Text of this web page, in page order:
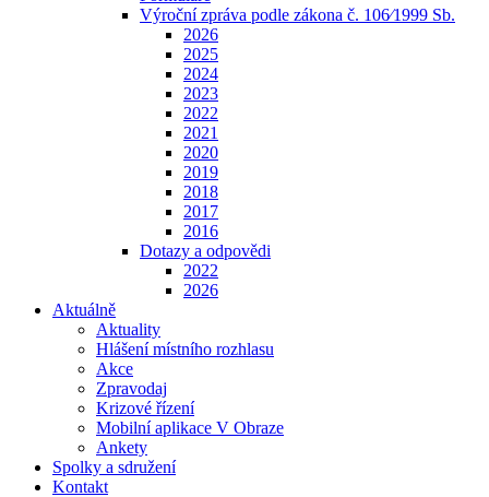
Výroční zpráva podle zákona č. 106⁄1999 Sb.
2026
2025
2024
2023
2022
2021
2020
2019
2018
2017
2016
Dotazy a odpovědi
2022
2026
Aktuálně
Aktuality
Hlášení místního rozhlasu
Akce
Zpravodaj
Krizové řízení
Mobilní aplikace V Obraze
Ankety
Spolky a sdružení
Kontakt